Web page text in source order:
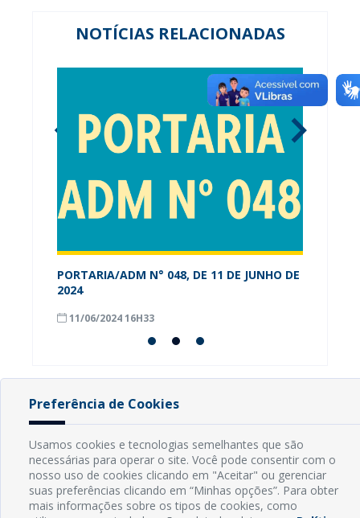
NOTÍCIAS RELACIONADAS
PORTARIA/ADM N° 048, DE 11 DE JUNHO DE
2024
11/06/2024 16H33
INFORMAÇÕES
Endereço: Rua Capitão Vicente de Brito, S/N - Centro
CEP: 59598-000 - Guamaré - RN
Contato: (84) 3525-2032
E-mail: diretoria@guamare.rn.leg.br
Preferência de Cookies
Usamos cookies e tecnologias semelhantes que são
necessárias para operar o site. Você pode consentir com o
nosso uso de cookies clicando em "Aceitar" ou gerenciar
suas preferências clicando em “Minhas opções”. Para obter
mais informações sobre os tipos de cookies, como